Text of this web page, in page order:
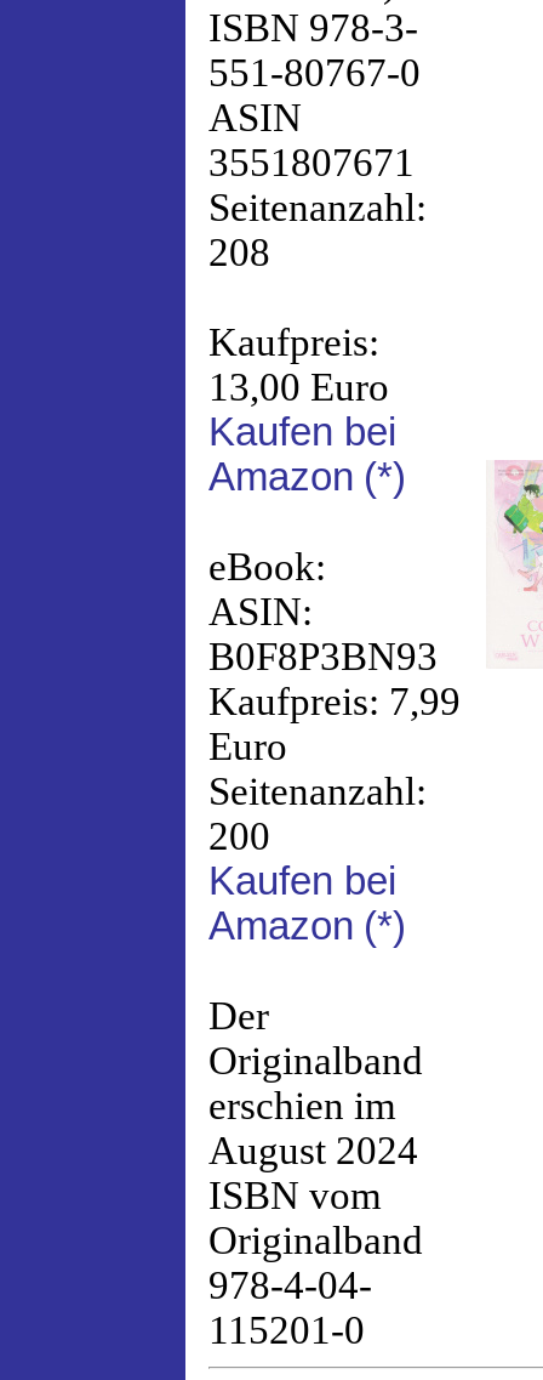
ISBN 978-3-
551-80767-0
ASIN
3551807671
Seitenanzahl:
208
Kaufpreis:
13,00 Euro
Kaufen bei
Amazon (*)
eBook:
ASIN:
B0F8P3BN93
Kaufpreis: 7,99
Euro
Seitenanzahl:
200
Kaufen bei
Amazon (*)
Der
Originalband
erschien im
August 2024
ISBN vom
Originalband
978-4-04-
115201-0